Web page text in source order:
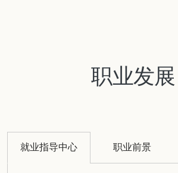
职业发展
就业指导中心 职业前景